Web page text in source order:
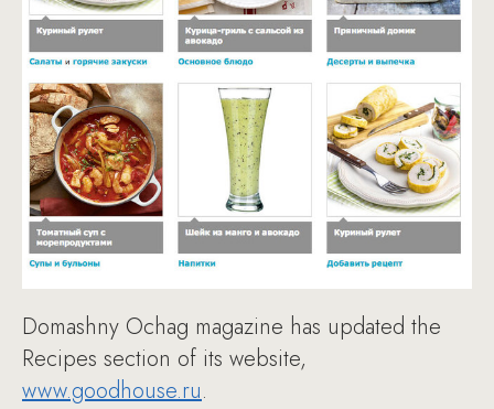
Domashny Ochag magazine has updated the
Recipes section of its website,
www.goodhouse.ru.